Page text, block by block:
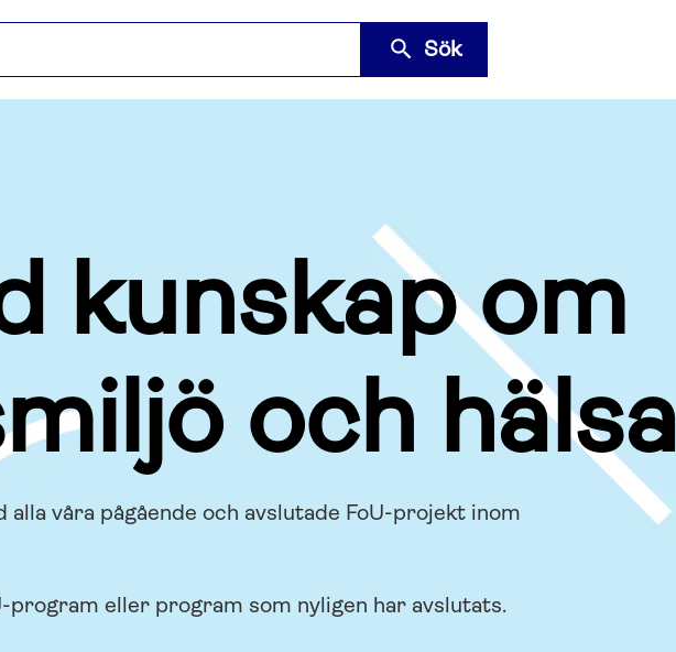
Sök
kunskap om
och hälsa
alla våra pågående och avslutade FoU-projekt inom
program eller program som nyligen har avslutats.